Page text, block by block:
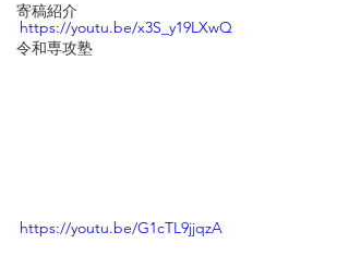
寄稿紹介
令和専攻塾
https://youtu.be/x3S_y19LXwQ
https://youtu.be/G1cTL9jjqzA